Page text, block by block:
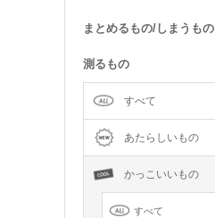
まとめるもの/しまうもの
測るもの
すべて
あたらしいもの
かっこいいもの
すべて